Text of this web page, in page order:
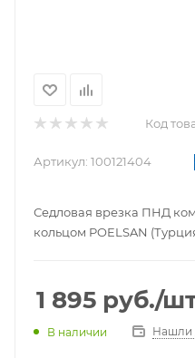
Код
Артикул: 100121404
Седловая врезка ПНД
кольцом POELSAN
1 895 руб./
В наличии Нашли